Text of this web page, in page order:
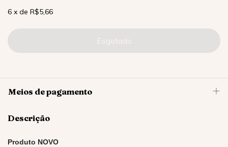
6 x de R$5,66
Meios de pagamento
Descrição
Produto NOVO